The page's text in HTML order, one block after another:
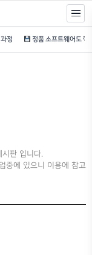
일 패키지 과정
판 입니다.
중에 있으니 이용에 참고